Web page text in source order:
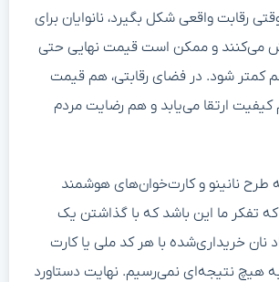
رقابت واقعی شکل بگیرد، نانوایان برای
می‌کنند و ممکن است قیمت نهایی حتی
هم کمتر شود. در فضای رقابتی، هم قیمت
ارتقا می‌یابد و هم رضایت مردم
طرح نانینو و کارت‌خوان‌های هوشمند
که تفکر ما این باشد که با گذاشتن یک
نان خریداری‌شده با هر کد ملی یا کارت
به هیچ نتیجه‌ای نمی‌رسیم. نهایت دستاورد